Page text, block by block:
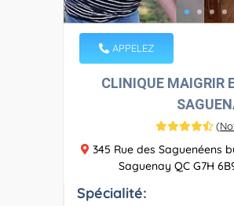
APPELEZ
CLINIQUE MAIGRIR
(
345 Rue des Saguenéens
Saguenay QC G7H
Spécialité: